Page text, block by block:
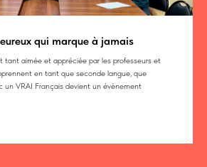
qui marque à jamais
tant aimée et appréciée par les professeurs et
en tant que seconde langue, que
un VRAI Français devient un évènement